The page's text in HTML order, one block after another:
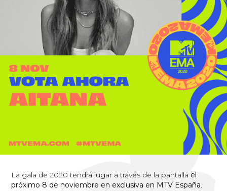
La gala de 2020 tendrá lugar a través de la pantalla el
próximo 8 de noviembre en exclusiva en MTV España